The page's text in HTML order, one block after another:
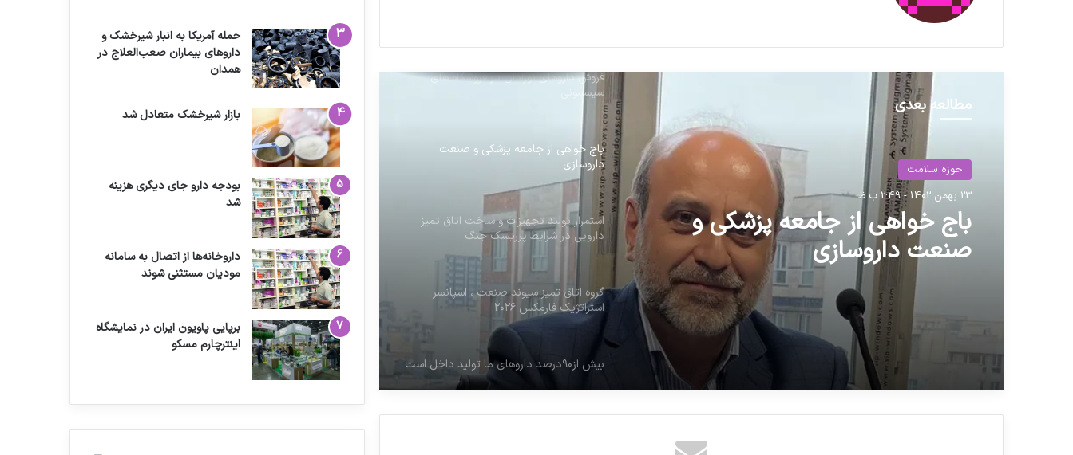
مطالعه بعدی
حوزه سلامت
23 بهمن 1402 - 2:49 ب.ظ
باج خواهی از جامعه پزشکی و
صنعت داروسازی
فروش داروهای نوزادان در فروشگاه های
سیسمونی
باج خواهی از جامعه پزشکی و صنعت
داروسازی
استمرار تولید تجهیزات و ساخت اتاق تمیز
دارویی در شرایط پرریسک جنگ
گروه اتاق تمیز سیوند صنعت ، اسپانسر
استراتژیک فارمکس ۲۰۲۶
بیش از۹۰درصد داروهای ما تولید داخل است
حمله آمریکا به انبار شیرخشک و
داروهای بیماران صعب‌العلاج در
همدان
بازار شیرخشک متعادل شد
بودجه دارو جای دیگری هزینه
شد
داروخانه‌ها از اتصال به سامانه
مودیان مستثنی شوند
برپایی پاویون ایران در نمایشگاه
اینترچارم مسکو